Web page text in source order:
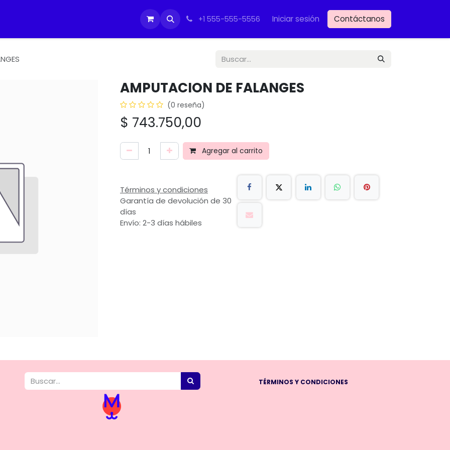
Ayuda Ayuda IMOVET
+1 555-555-5556 Iniciar sesión Contáctanos
AMPUTACION DE FALANGES
(0 reseña)
$ 743.750,00
Agregar al carrito
Términos y condiciones
Garantía de devolución de 30
días
Envío: 2-3 días hábiles
TÉRMINOS Y CONDICIONES